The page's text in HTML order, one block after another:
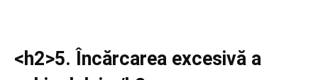
<h2>5. Încărcarea excesivă a